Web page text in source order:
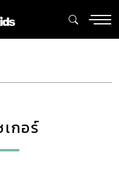
เกอร์